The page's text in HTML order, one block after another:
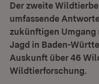
Der zweite
umfassende
zukünftigen
Jagd in Baden-
Auskunft über 46
Wildtierforschung.